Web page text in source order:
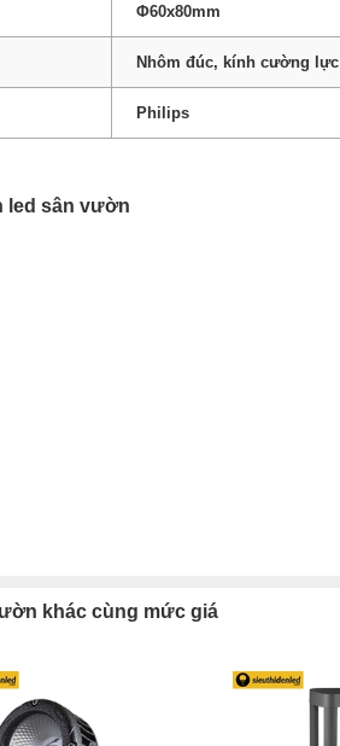
Φ60x80mm
Nhôm đúc, kính cường lực
Philips
led sân vườn
khác cùng mức giá